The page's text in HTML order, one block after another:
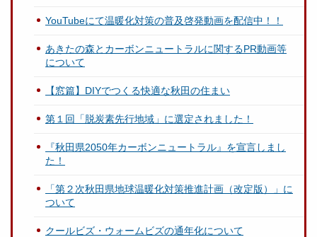
YouTubeにて温暖化対策の普及啓発動画を配信中！！
あきたの森とカーボンニュートラルに関するPR動画等
について
【窓篇】DIYでつくる快適な秋田の住まい
第１回「脱炭素先行地域」に選定されました！
『秋田県2050年カーボンニュートラル』を宣言しまし
た！
「第２次秋田県地球温暖化対策推進計画（改定版）」に
ついて
クールビズ・ウォームビズの通年化について